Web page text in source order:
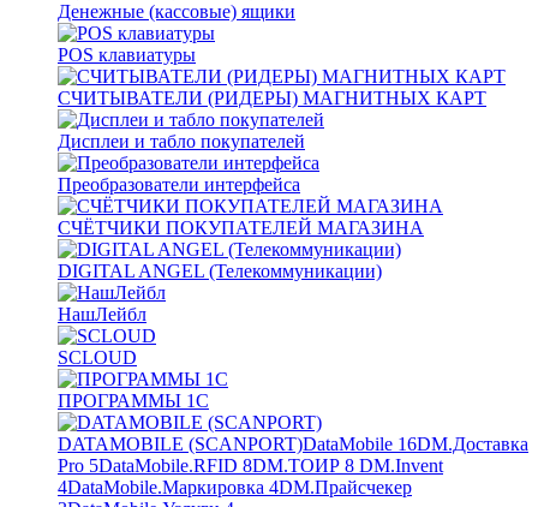
Денежные (кассовые) ящики
POS клавиатуры
СЧИТЫВАТЕЛИ (РИДЕРЫ) МАГНИТНЫХ КАРТ
Дисплеи и табло покупателей
Преобразователи интерфейса
СЧЁТЧИКИ ПОКУПАТЕЛЕЙ МАГАЗИНА
DIGITAL ANGEL (Телекоммуникации)
НашЛейбл
SCLOUD
ПРОГРАММЫ 1С
DATAMOBILE (SCANPORT)DataMobile 16DM.Доставка
Pro 5DataMobile.RFID 8DM.ТОИР 8 DM.Invent
4DataMobile.Маркировка 4DM.Прайсчекер